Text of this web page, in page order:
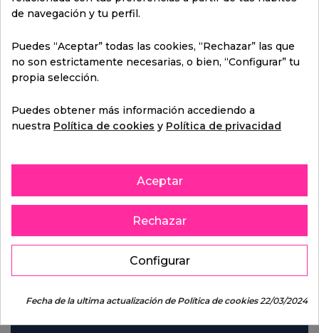
11,90€
Características
Comprar
Oferta del día
20,90€
17,90€
de navegación y tu perfil.
Puedes “Aceptar” todas las cookies, “Rechazar” las que
no son estrictamente necesarias, o bien, “Configurar” tu
propia selección.
Puedes obtener más información accediendo a
nuestra Política de cookies y Política de privacidad
Aceptar
Rechazar
Configurar
Fecha de la ultima actualización de Política de cookies22/03/2024